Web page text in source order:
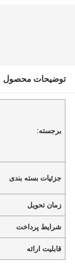
توضیحات محصول
برجسته:
جزئیات بسته بندی
زمان تحویل
شرایط پرداخت
قابلیت ارائه